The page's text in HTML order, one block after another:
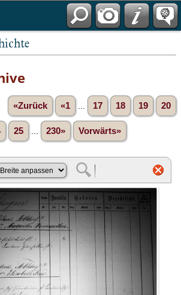
«Zurück «1 17 18 19 20
25 230» Vorwärts»